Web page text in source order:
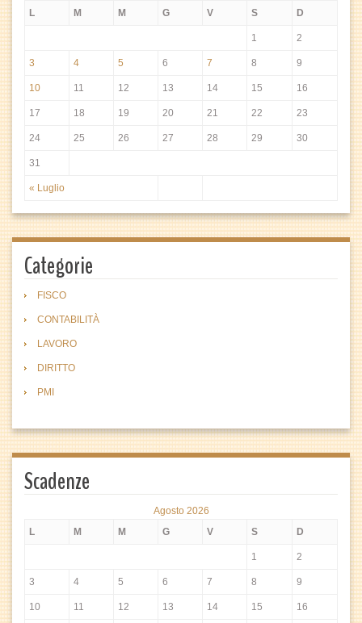
L
M M G V S D
« Luglio
1 2
3 4 5 6 7 8 9
10 11 12 13 14 15 16
17 18 19 20 21 22 23
24 25 26 27 28 29 30
31
Categorie
FISCO
CONTABILITÀ
LAVORO
DIRITTO
PMI
Scadenze
Agosto 2026
L
M M G V S D
1 2
3 4 5 6 7 8 9
10 11 12 13 14 15 16